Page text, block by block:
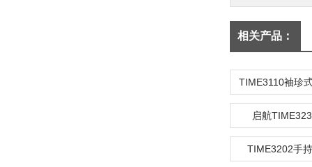
相关产品：
启航
TIME3202手